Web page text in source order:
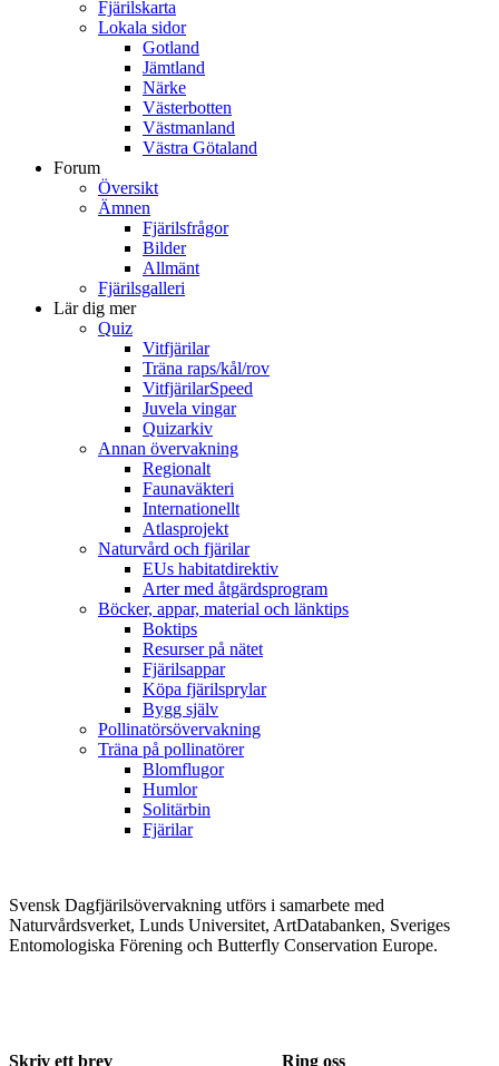
Fjärilskarta
Lokala sidor
Gotland
Jämtland
Närke
Västerbotten
Västmanland
Västra Götaland
Forum
Översikt
Ämnen
Fjärilsfrågor
Bilder
Allmänt
Fjärilsgalleri
Lär dig mer
Quiz
Vitfjärilar
Träna raps/kål/rov
VitfjärilarSpeed
Juvela vingar
Quizarkiv
Annan övervakning
Regionalt
Faunaväkteri
Internationellt
Atlasprojekt
Naturvård och fjärilar
EUs habitatdirektiv
Arter med åtgärdsprogram
Böcker, appar, material och länktips
Boktips
Resurser på nätet
Fjärilsappar
Köpa fjärilsprylar
Bygg själv
Pollinatörsövervakning
Träna på pollinatörer
Blomflugor
Humlor
Solitärbin
Fjärilar
Svensk Dagfjärilsövervakning utförs i samarbete med
Naturvårdsverket, Lunds Universitet, ArtDatabanken, Sveriges
Entomologiska Förening och Butterfly Conservation Europe.
Skriv ett brev Ring oss